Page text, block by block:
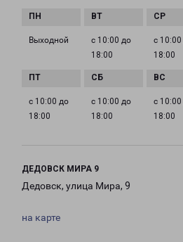
Выходной
с 10:00 до
18:00
с
18:00
с 10:00 до
18:00
с 10:00 до
18:00
с
18:00
ДЕДОВСК МИРА 9
Дедовск, улица Мира, 9
на карте